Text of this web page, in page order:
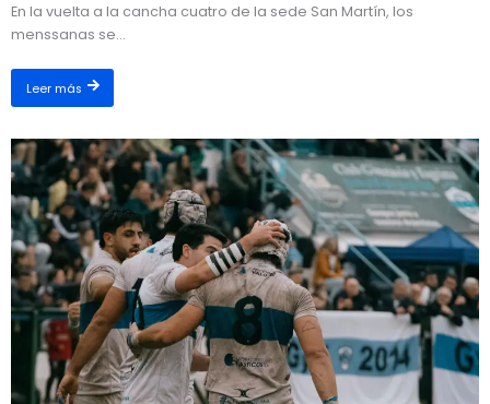
En la vuelta a la cancha cuatro de la sede San Martín, los
menssanas se...
Leer más